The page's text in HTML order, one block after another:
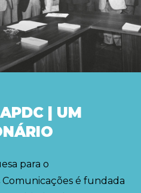
| UM
para o
é fundada